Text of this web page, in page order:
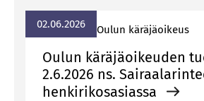
02.06.2026 Ou­lun kä­rä­jä­oi­keus
Oulun käräjäoikeuden
2.6.2026 ns.
henkirikosasiassa